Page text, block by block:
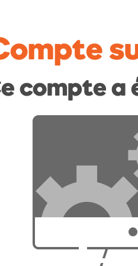
compte a